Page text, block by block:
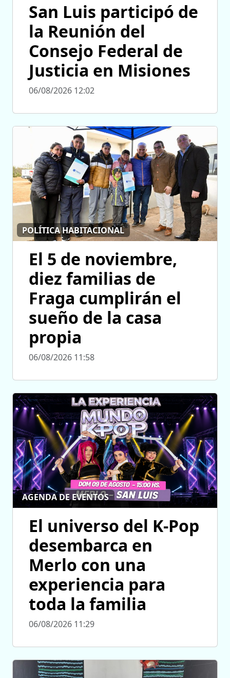
San Luis participó de
la Reunión del
Consejo Federal de
Justicia en Misiones
06/08/2026 12:02
POLÍTICA HABITACIONAL
El 5 de noviembre,
diez familias de
Fraga cumplirán el
sueño de la casa
propia
06/08/2026 11:58
AGENDA DE EVENTOS
El universo del K-Pop
desembarca en
Merlo con una
experiencia para
toda la familia
06/08/2026 11:29